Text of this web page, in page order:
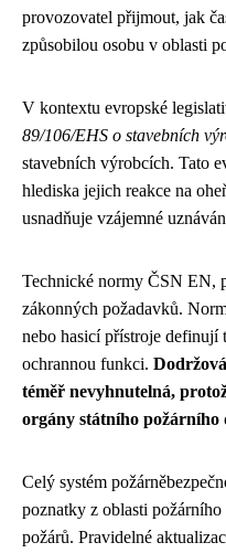
provozovatel přijmout, jak
způsobilou osobu v oblasti
V kontextu evropské
89/106/EHS o stavebních
stavebních výrobcích. Tato
hlediska jejich reakce na
usnadňuje vzájemné
Technické normy ČSN EN,
zákonných požadavků.
nebo hasicí přístroje definují
ochrannou funkci.
téměř nevyhnutelná,
orgány státního
Celý systém
poznatky z oblasti
požárů. Pravidelné